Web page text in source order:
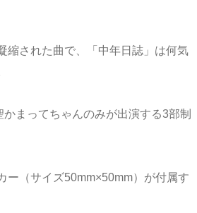
縮された曲で、「中年日誌」は何気
まってちゃんのみが出演する3部制
ー（サイズ50mm×50mm）が付属す